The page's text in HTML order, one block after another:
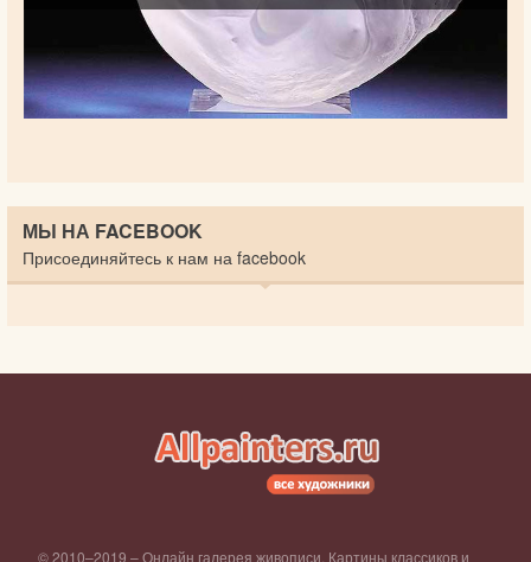
МЫ НА FACEBOOK
Присоединяйтесь к нам на facebook
© 2010–2019 – Онлайн галерея живописи. Картины классиков и